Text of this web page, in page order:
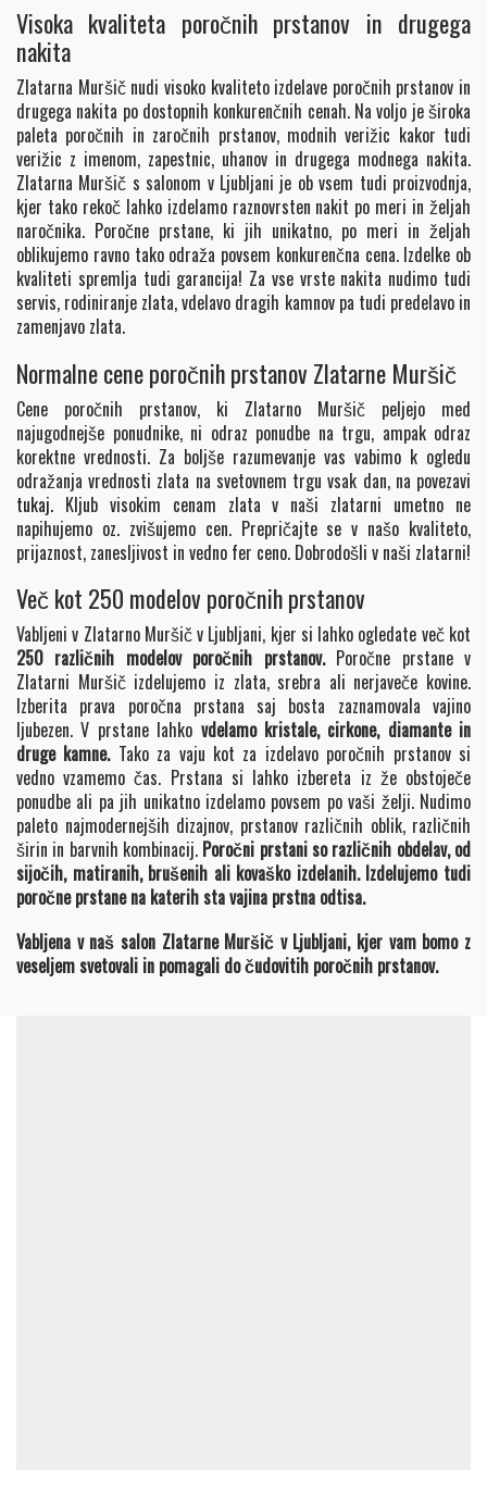
Visoka kvaliteta poročnih prstanov in drugega
nakita
Zlatarna Muršič nudi visoko kvaliteto izdelave poročnih prstanov in
drugega nakita po dostopnih konkurenčnih cenah. Na voljo je široka
paleta poročnih in zaročnih prstanov, modnih verižic kakor tudi
verižic z imenom, zapestnic, uhanov in drugega modnega nakita.
Zlatarna Muršič s salonom v Ljubljani je ob vsem tudi proizvodnja,
kjer tako rekoč lahko izdelamo raznovrsten nakit po meri in željah
naročnika. Poročne prstane, ki jih unikatno, po meri in željah
oblikujemo ravno tako odraža povsem konkurenčna cena. Izdelke ob
kvaliteti spremlja tudi garancija! Za vse vrste nakita nudimo tudi
servis, rodiniranje zlata, vdelavo dragih kamnov pa tudi predelavo in
zamenjavo zlata.
Normalne cene poročnih prstanov Zlatarne Muršič
Cene poročnih prstanov, ki Zlatarno Muršič peljejo med
najugodnejše ponudnike, ni odraz ponudbe na trgu, ampak odraz
korektne vrednosti. Za boljše razumevanje vas vabimo k ogledu
odražanja vrednosti zlata na svetovnem trgu vsak dan, na povezavi
tukaj. Kljub visokim cenam zlata v naši zlatarni umetno ne
napihujemo oz. zvišujemo cen. Prepričajte se v našo kvaliteto,
prijaznost, zanesljivost in vedno fer ceno. Dobrodošli v naši zlatarni!
Več kot 250 modelov poročnih prstanov
Vabljeni v Zlatarno Muršič v Ljubljani, kjer si lahko ogledate več kot
250 različnih modelov poročnih prstanov.Poročne prstane v
Zlatarni Muršič izdelujemo iz zlata, srebra ali nerjaveče kovine.
Izberita prava poročna prstana saj bosta zaznamovala vajino
ljubezen. V prstane lahko vdelamo kristale, cirkone, diamante in
druge kamne.Tako za vaju kot za izdelavo poročnih prstanov si
vedno vzamemo čas. Prstana si lahko izbereta iz že obstoječe
ponudbe ali pa jih unikatno izdelamo povsem po vaši želji. Nudimo
paleto najmodernejših dizajnov, prstanov različnih oblik, različnih
širin in barvnih kombinacij. Poročni prstani so različnih obdelav, od
sijočih, matiranih, brušenih ali kovaško izdelanih. Izdelujemo tudi
poročneprstane na katerih sta vajina prstna odtisa.
Vabljena v naš salon Zlatarne Muršič v Ljubljani, kjer vam bomo z
veseljem svetovali in pomagali do čudovitih poročnih prstanov.